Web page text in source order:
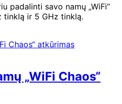
padalinti savo namų „WiFi“
tinklą ir 5 GHz tinklą.
„WiFi Chaos“